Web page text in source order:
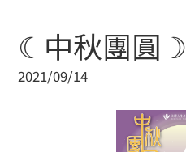
☾中秋團圓☽
2021/09/14